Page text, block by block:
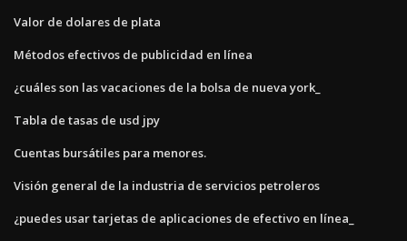
Valor de dolares de plata
Métodos efectivos de publicidad en línea
¿cuáles son las vacaciones de la bolsa de nueva york_
Tabla de tasas de usd jpy
Cuentas bursátiles para menores.
Visión general de la industria de servicios petroleros
¿puedes usar tarjetas de aplicaciones de efectivo en línea_